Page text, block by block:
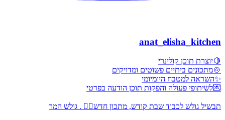
anat_elisha_kitchen
🍋יוצרת תוכן קולינרי
🍲מתכונים ביתיים פשוטים ומדויקים
✨השראה למטבח היומיומי
💌לשיתופי פעולה והפקות תוכן הודעה בפרטי
תבשיל גולש לכבוד שבת קודש, מתכון חדש👇🏻 . גולש המר